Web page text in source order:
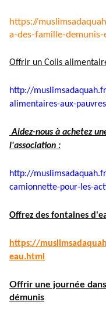
https://
a-des-famille-demunis-
Offrir un Colis
http://
alimentaires-aux-
Aidez-nous à achetez
l'association :
http://
camionnette-pour-les-
Offrez des fontaines
https://
eau.html
Offrir une journée
démunis